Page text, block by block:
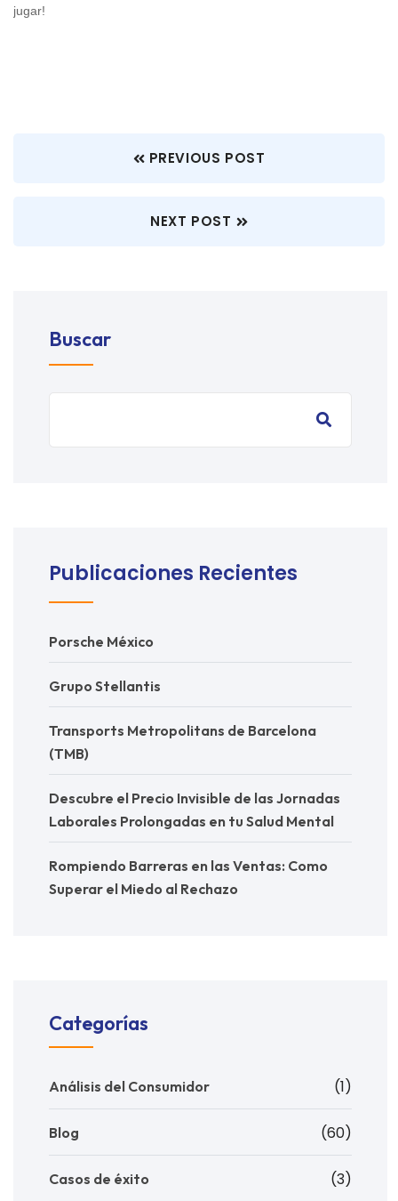
jugar!
PREVIOUS POST
NEXT POST
Buscar
Publicaciones Recientes
Porsche México
Grupo Stellantis
Transports Metropolitans de Barcelona
(TMB)
Descubre el Precio Invisible de las Jornadas
Laborales Prolongadas en tu Salud Mental
Rompiendo Barreras en las Ventas: Como
Superar el Miedo al Rechazo
Categorías
Análisis del Consumidor (1)
Blog (60)
Casos de éxito (3)